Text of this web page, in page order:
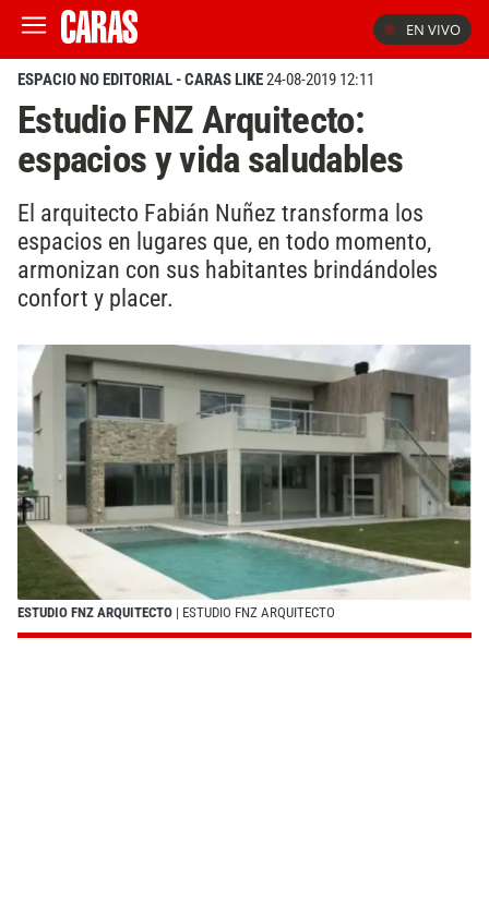
EN VIVO
ESPACIO NO EDITORIAL - CARAS LIKE24-08-2019 12:11
Estudio FNZ Arquitecto:
espacios y vida saludables
El arquitecto Fabián Nuñez transforma los
espacios en lugares que, en todo momento,
armonizan con sus habitantes brindándoles
confort y placer.
ESTUDIO FNZ ARQUITECTO | ESTUDIO FNZ ARQUITECTO